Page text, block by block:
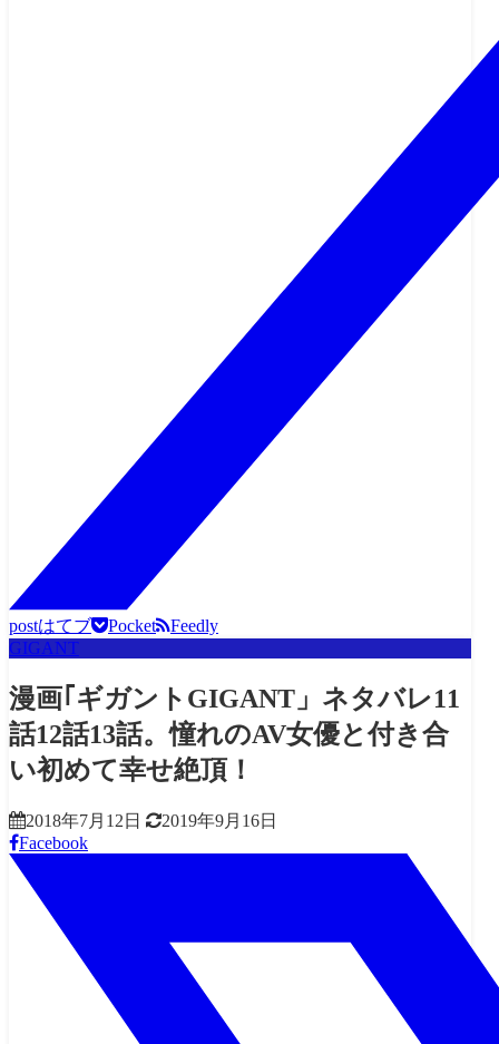
postはてブ Pocket
Feedly
GIGANT
漫画｢ギガントGIGANT」ネタバレ11
話12話13話。憧れのAV女優と付き合
い初めて幸せ絶頂！
2018年7月12日
2019年9月16日
Facebook